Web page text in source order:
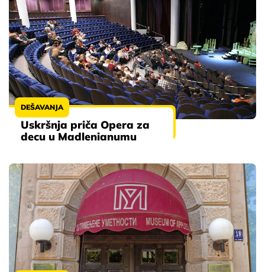
DEŠAVANJA
Uskršnja priča Opera za
decu u Madlenianumu